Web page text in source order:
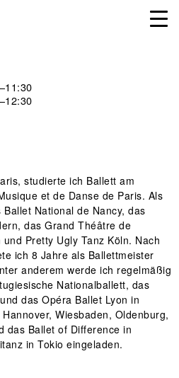
studierte ich Ballett am
et de Danse de Paris. Als
National de Nancy, das
das Grand Théâtre de
Pretty Ugly Tanz Köln. Nach
ich 8 Jahre als Ballettmeister
anderem werde ich regelmäßig
Nationalballett, das
das Opéra Ballet Lyon in
Wiesbaden, Oldenburg,
das Ballet of Difference in
in Tokio eingeladen.